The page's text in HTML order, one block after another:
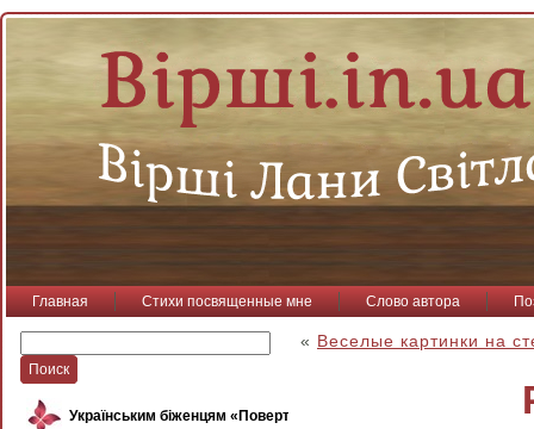
Главная Стихи посвященные мне Слово автора
Українським біженцям «Повертайся, пташко»
« Веселые картинки на